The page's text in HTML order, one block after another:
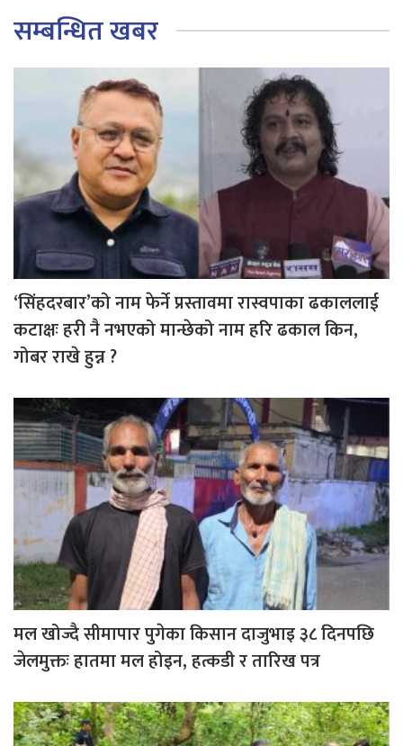
सम्बन्धित खबर
‘सिंहदरबार’को नाम फेर्ने प्रस्तावमा रास्वपाका ढकाललाई
कटाक्षः हरी नै नभएको मान्छेको नाम हरि ढकाल किन,
गोबर राखे हुन्न ?
मल खोज्दै सीमापार पुगेका किसान दाजुभाइ ३८ दिनपछि
जेलमुक्तः हातमा मल होइन, हत्कडी र तारिख पत्र